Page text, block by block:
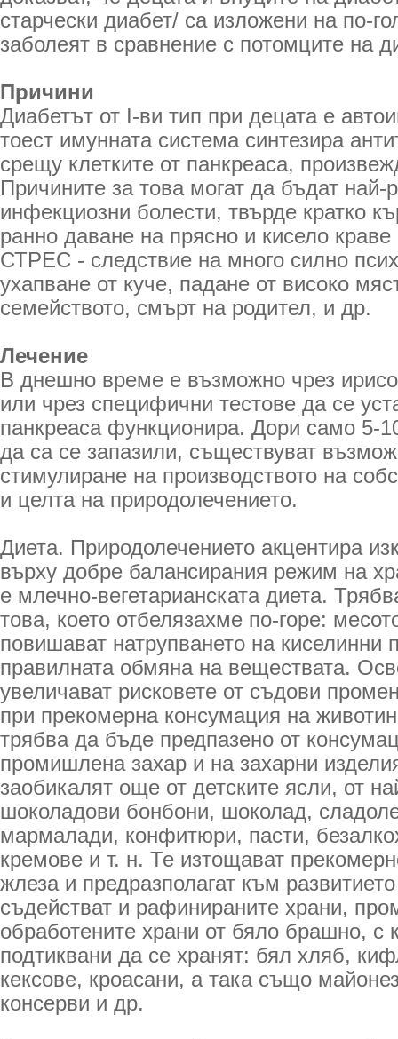
старчески диабет/ са изложени на по-
заболеят в сравнение с потомците на
Причини
Диабетът от I-ви тип при децата е
тоест имунната система синтезира
срещу клетките от панкреаса,
Причините за това могат да бъдат най-
инфекциозни болести, твърде кратко
ранно даване на прясно и кисело
СТРЕС - следствие на много силно
ухапване от куче, падане от високо
семейството, смърт на родител, и др.
Лечение
В днешно време е възможно чрез
или чрез специфични тестове да се
панкреаса функционира. Дори само 5-
да са се запазили, съществуват
стимулиране на производството на
и целта на природолечението.
Диета. Природолечението акцентира
върху добре балансирания режим на
е млечно-вегетарианската диета.
това, което отбелязахме по-горе:
повишават натрупването на киселинни
правилната обмяна на веществата.
увеличават рисковете от съдови
при прекомерна консумация на
трябва да бъде предпазено от
промишлена захар и на захарни
заобикалят още от детските ясли, от
шоколадови бонбони, шоколад,
мармалади, конфитюри, пасти,
кремове и т. н. Те изтощават
жлеза и предразполагат към
съдействат и рафинираните храни,
обработените храни от бяло брашно, с
подтиквани да се хранят: бял хляб,
кексове, кроасани, а така също
консерви и др.